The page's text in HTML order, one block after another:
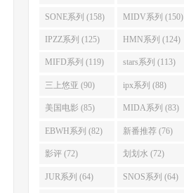
SONE系列 (158) MIDV系列 (150)
IPZZ系列 (125) HMN系列 (124)
MIFD系列 (119) stars系列 (113)
三上悠亚 (90) ipx系列 (88)
美国电影 (85) MIDA系列 (83)
EBWH系列 (82) 新番推荐 (76)
影评 (72) 划划水 (72)
JUR系列 (64) SNOS系列 (64)